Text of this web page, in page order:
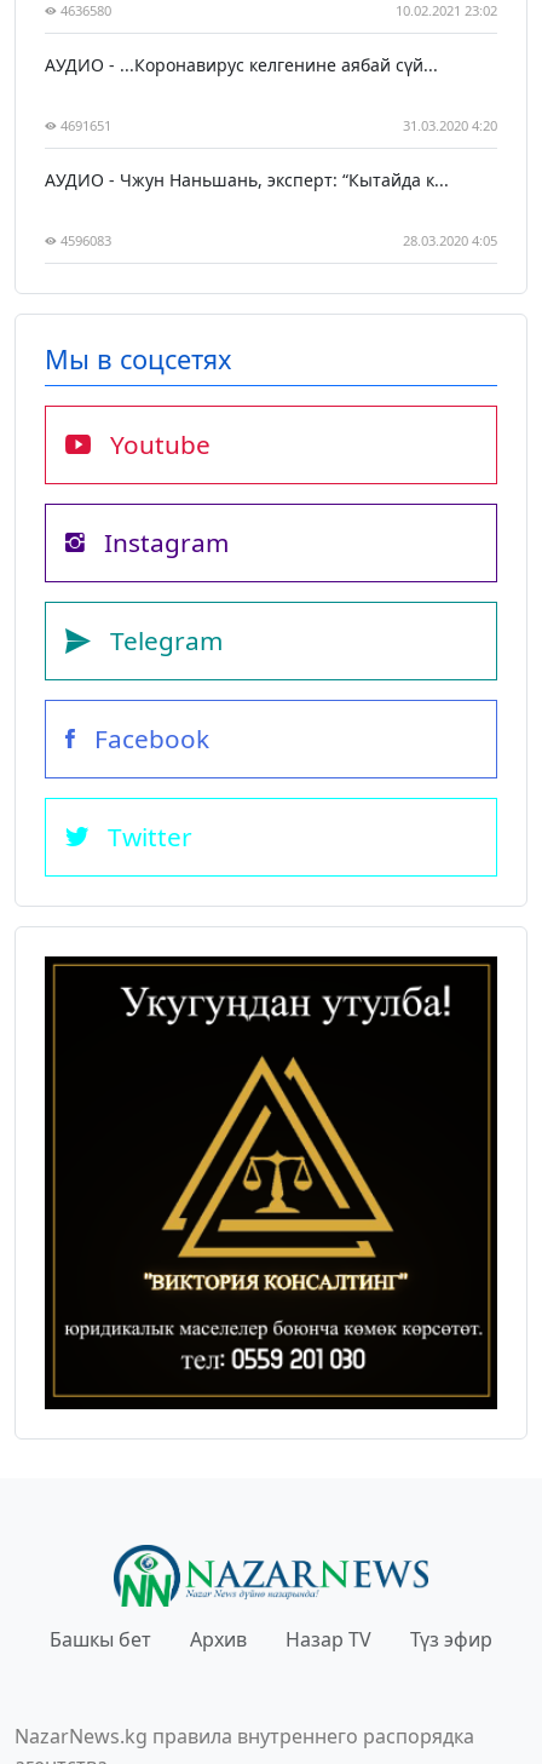
4636580 10.02.2021 23:02
АУДИО - ...Коронавирус келгенине аябай сүй...
4691651 31.03.2020 4:20
АУДИО - Чжун Наньшань, эксперт: “Кытайда к...
4596083 28.03.2020 4:05
Мы в соцсетях
Youtube
Instagram
Telegram
Facebook
Twitter
Башкы бет Архив Назар TV Түз эфир
NazarNews.kg правила внутреннего распорядка